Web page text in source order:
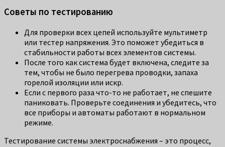
Советы по тестированию
Для проверки всех цепей используйте мультиметр
или тестер напряжения. Это поможет убедиться в
стабильности работы всех элементов системы.
После того как система будет включена, следите за
тем, чтобы не было перегрева проводки, запаха
горелой изоляции или искр.
Если с первого раза что-то не работает, не спешите
паниковать. Проверьте соединения и убедитесь, что
все приборы и автоматы работают в нормальном
режиме.
Тестирование системы электроснабжения – это процесс,